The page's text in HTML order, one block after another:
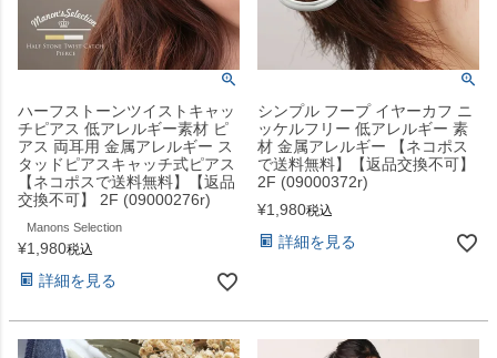
ハーフストーンツイストキャッ
チピアス 低アレルギー素材 ピ
アス 両耳用 金属アレルギー ス
タッドピアスキャッチ式ピアス
【ネコポスで送料無料】【返品
交換不可】 2F (09000276r)
Manons Selection
¥1,980税込
詳細を見る
シンプル フープ イヤーカフ ニ
ッケルフリー 低アレルギー 素
材 金属アレルギー 【ネコポス
で送料無料】【返品交換不可】
2F (09000372r)
¥1,980税込
詳細を見る